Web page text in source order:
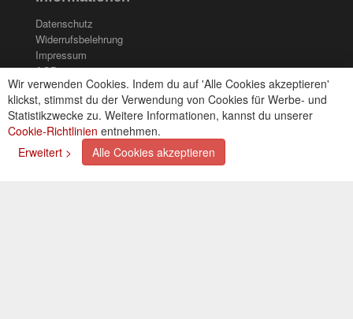
Wir verwenden Cookies. Indem du auf 'Alle Cookies akzeptieren'
klickst, stimmst du der Verwendung von Cookies für Werbe- und
Statistikzwecke zu. Weitere Informationen, kannst du unserer
Cookie-Richtlinien entnehmen.
Erweitert >
Alle Cookies akzeptieren
Datenschutz
Widerrufsbelehrung
Impressum
AGB
Kontakt
Cookies einstellungen
Zahlungsarten